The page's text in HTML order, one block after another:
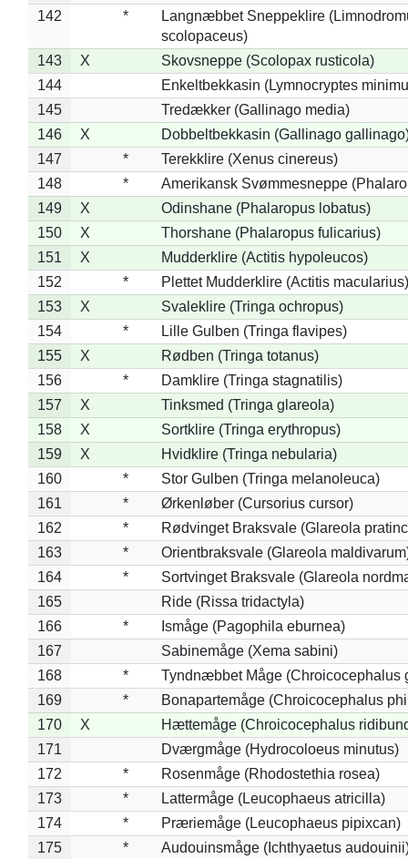
142
*
Langnæbbet Sneppeklire
scolopaceus)
143
X
Skovsneppe (Scolopax rusticola)
144
Enkeltbekkasin (Lymnocryptes
145
Tredækker (Gallinago media)
146
X
Dobbeltbekkasin (Gallinago
147
*
Terekklire (Xenus cinereus)
148
*
Amerikansk Svømmesneppe
149
X
Odinshane (Phalaropus lobatus)
150
X
Thorshane (Phalaropus fulicarius)
151
X
Mudderklire (Actitis hypoleucos)
152
*
Plettet Mudderklire (Actitis macularius)
153
X
Svaleklire (Tringa ochropus)
154
*
Lille Gulben (Tringa flavipes)
155
X
Rødben (Tringa totanus)
156
*
Damklire (Tringa stagnatilis)
157
X
Tinksmed (Tringa glareola)
158
X
Sortklire (Tringa erythropus)
159
X
Hvidklire (Tringa nebularia)
160
*
Stor Gulben (Tringa melanoleuca)
161
*
Ørkenløber (Cursorius cursor)
162
*
Rødvinget Braksvale (Glareola
163
*
Orientbraksvale (Glareola
164
*
Sortvinget Braksvale (Glareola
165
Ride (Rissa tridactyla)
166
*
Ismåge (Pagophila eburnea)
167
Sabinemåge (Xema sabini)
168
*
Tyndnæbbet Måge (Chroicocephalus
169
*
Bonapartemåge (Chroicocephalus
170
X
Hættemåge (Chroicocephalus
171
Dværgmåge (Hydrocoloeus minutus)
172
*
Rosenmåge (Rhodostethia rosea)
173
*
Lattermåge (Leucophaeus atricilla)
174
*
Præriemåge (Leucophaeus pipixcan)
175
*
Audouinsmåge (Ichthyaetus